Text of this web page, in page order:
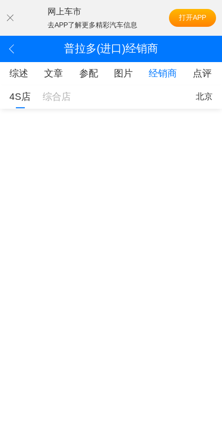
网上车市
去APP了解更多精彩汽车信息
打开APP
普拉多(进口)经销商
综述 文章 参配 图片 经销商 点评
4S店 综合店 北京